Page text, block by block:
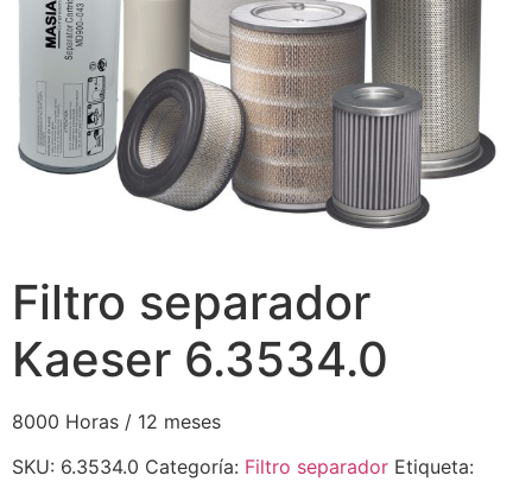
Filtro separador
Kaeser 6.3534.0
8000 Horas / 12 meses
SKU: 6.3534.0 Categoría: Filtro separador Etiqueta: